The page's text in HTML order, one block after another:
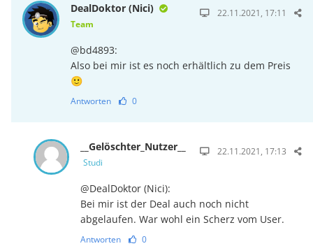
DealDoktor (Nici)
Team
22.11.2021, 17:11
@bd4893:
Also bei mir ist es noch erhältlich zu dem Preis
🙂
Antworten 0
__Gelöschter_Nutzer__
Studi
22.11.2021, 17:13
@DealDoktor (Nici):
Bei mir ist der Deal auch noch nicht
abgelaufen. War wohl ein Scherz vom User.
Antworten 0